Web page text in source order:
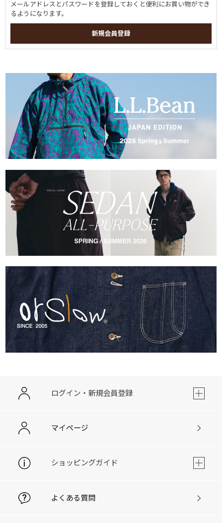
メールアドレスとパスワードを登録しておくと便利にお買い物ができ
るようになります。
ログイン・新規会員登録
マイページ
ショッピングガイド
よくある質問